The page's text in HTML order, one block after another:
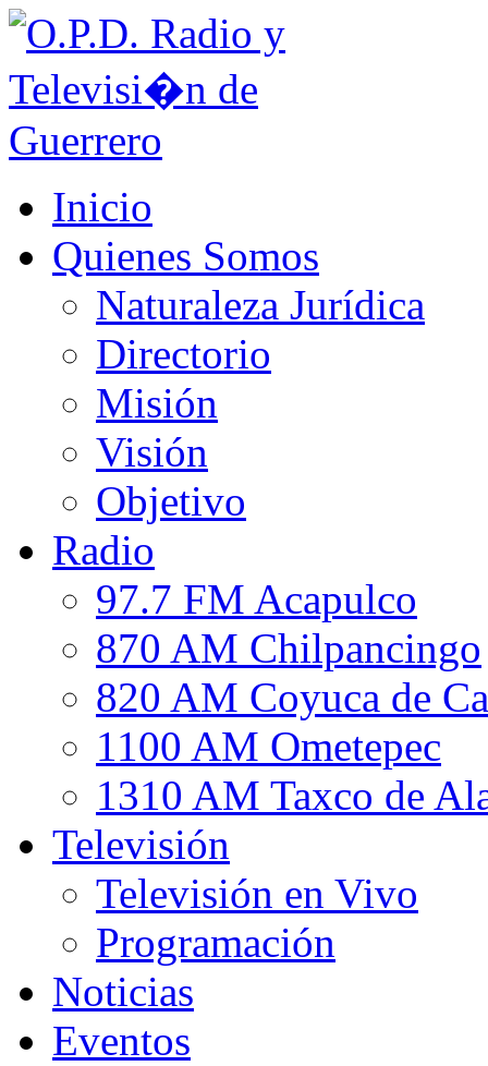
Inicio
Quienes Somos
Naturaleza Jurídica
Directorio
Misión
Visión
Objetivo
Radio
97.7 FM Acapulco
870 AM Chilpancingo
820 AM Coyuca de
1100 AM Ometepec
1310 AM Taxco de
Televisión
Televisión en Vivo
Programación
Noticias
Eventos